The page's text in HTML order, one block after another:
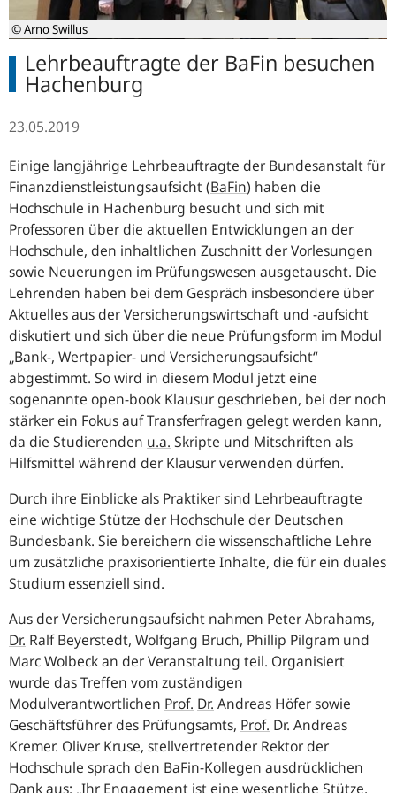
© Arno Swillus
Lehrbeauftragte der BaFin besuchen
Hachenburg
23.05.2019
Einige langjährige Lehrbeauftragte der Bundesanstalt für
Finanzdienstleistungsaufsicht (BaFin) haben die
Hochschule in Hachenburg besucht und sich mit
Professoren über die aktuellen Entwicklungen an der
Hochschule, den inhaltlichen Zuschnitt der Vorlesungen
sowie Neuerungen im Prüfungswesen ausgetauscht. Die
Lehrenden haben bei dem Gespräch insbesondere über
Aktuelles aus der Versicherungswirtschaft und -aufsicht
diskutiert und sich über die neue Prüfungsform im Modul
„Bank-, Wertpapier- und Versicherungsaufsicht“
abgestimmt. So wird in diesem Modul jetzt eine
sogenannte open-book Klausur geschrieben, bei der noch
stärker ein Fokus auf Transferfragen gelegt werden kann,
da die Studierenden u.a. Skripte und Mitschriften als
Hilfsmittel während der Klausur verwenden dürfen.
Durch ihre Einblicke als Praktiker sind Lehrbeauftragte
eine wichtige Stütze der Hochschule der Deutschen
Bundesbank. Sie bereichern die wissenschaftliche Lehre
um zusätzliche praxisorientierte Inhalte, die für ein duales
Studium essenziell sind.
Aus der Versicherungsaufsicht nahmen Peter Abrahams,
Dr. Ralf Beyerstedt, Wolfgang Bruch, Phillip Pilgram und
Marc Wolbeck an der Veranstaltung teil. Organisiert
wurde das Treffen vom zuständigen
Modulverantwortlichen Prof. Dr. Andreas Höfer sowie
Geschäftsführer des Prüfungsamts, Prof. Dr. Andreas
Kremer. Oliver Kruse, stellvertretender Rektor der
Hochschule sprach den BaFin-Kollegen ausdrücklichen
Dank aus: „Ihr Engagement ist eine wesentliche Stütze,